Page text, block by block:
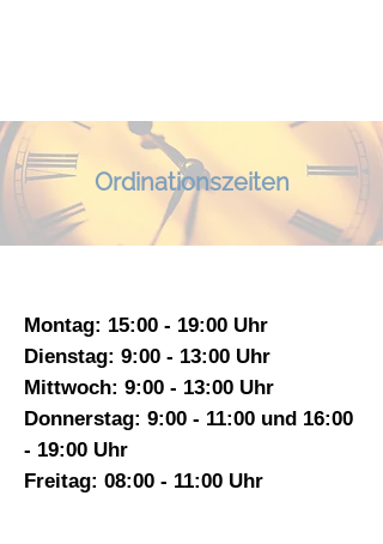
Ordinationszeiten
Montag: 15:00 - 19:00 Uhr
Dienstag: 9:00 - 13:00 Uhr
Mittwoch: 9:00 - 13:00 Uhr
Donnerstag: 9:00 - 11:00 und 16:00
- 19:00 Uhr
Freitag: 08:00 - 11:00 Uhr